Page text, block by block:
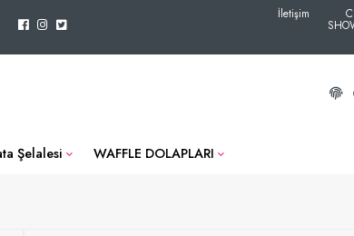
İletişim
Şelalesi WAFFLE DOLAPLARI